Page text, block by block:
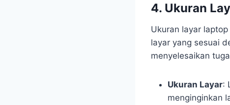
4. Ukuran
Ukuran layar
layar yang sesuai
menyelesaikan
Ukuran Layar:
menginginkan